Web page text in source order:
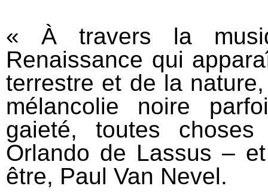
« À travers la
Renaissance qui
terrestre et de la
mélancolie noire
gaieté, toutes choses
Orlando de Lassus –
être, Paul Van Nevel.